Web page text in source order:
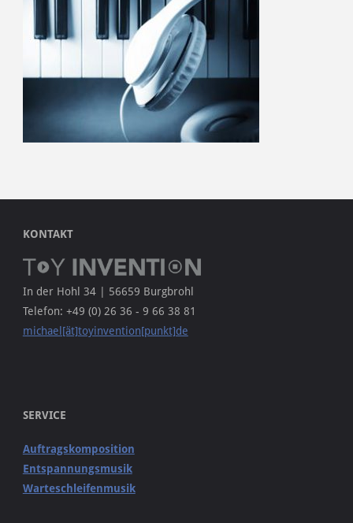
KONTAKT
In der Hohl 34 | 56659 Burgbrohl
Telefon: +49 (0) 26 36 - 9 66 38 81
michael[ät]toyinvention[punkt]de
SERVICE
Auftragskomposition
Entspannungsmusik
Warteschleifenmusik